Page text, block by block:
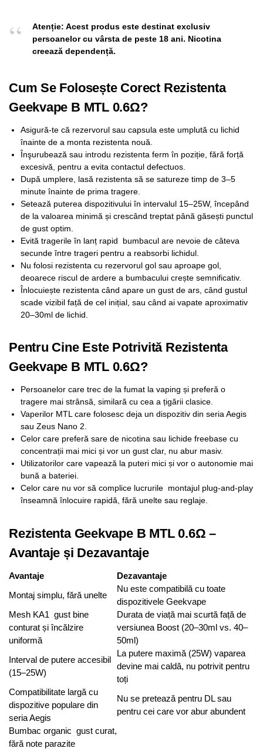
Atenție: Acest produs este destinat exclusiv
persoanelor cu vârsta de peste 18 ani. Nicotina
creează dependență.
Cum Se Folosește Corect Rezistenta
Geekvape B MTL 0.6Ω?
Asigură-te că rezervorul sau capsula este umplută cu lichid
înainte de a monta rezistenta nouă.
Înşurubează sau introdu rezistenta ferm în poziție, fără forță
excesivă, pentru a evita contactul defectuos.
După umplere, lasă rezistenta să se satureze timp de 3–5
minute înainte de prima tragere.
Setează puterea dispozitivului în intervalul 15–25W, începând
de la valoarea minimă și crescând treptat până găsești punctul
de gust optim.
Evită tragerile în lanț rapid bumbacul are nevoie de câteva
secunde între trageri pentru a reabsorbi lichidul.
Nu folosi rezistenta cu rezervorul gol sau aproape gol,
deoarece riscul de ardere a bumbacului crește semnificativ.
Înlocuiește rezistenta când apare un gust de ars, când gustul
scade vizibil față de cel inițial, sau când ai vapate aproximativ
20–30ml de lichid.
Pentru Cine Este Potrivită Rezistenta
Geekvape B MTL 0.6Ω?
Persoanelor care trec de la fumat la vaping și preferă o
tragere mai strânsă, similară cu cea a țigării clasice.
Vaperilor MTL care folosesc deja un dispozitiv din seria Aegis
sau Zeus Nano 2.
Celor care preferă sare de nicotina sau lichide freebase cu
concentrații mai mici și vor un gust clar, nu abur masiv.
Utilizatorilor care vapează la puteri mici și vor o autonomie mai
bună a bateriei.
Celor care nu vor să complice lucrurile montajul plug-and-play
înseamnă înlocuire rapidă, fără unelte sau reglaje.
Rezistenta Geekvape B MTL 0.6Ω –
Avantaje și Dezavantaje
Avantaje
Dezavantaje
Montaj simplu, fără unelte
Nu este compatibilă cu toate
dispozitivele Geekvape
Mesh KA1 gust bine
conturat și încălzire
uniformă
Durata de viață mai scurtă față de
versiunea Boost (20–30ml vs. 40–
50ml)
Interval de putere accesibil
(15–25W)
La putere maximă (25W) vaparea
devine mai caldă, nu potrivit pentru
toți
Compatibilitate largă cu
dispozitive populare din
seria Aegis
Nu se pretează pentru DL sau
pentru cei care vor abur abundent
Bumbac organic gust curat,
fără note parazite